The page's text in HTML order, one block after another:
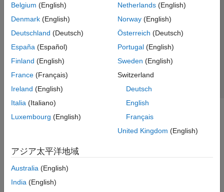
Belgium (English)
Denmark (English)
Deutschland (Deutsch)
España (Español)
Finland (English)
France (Français)
Ireland (English)
Italia (Italiano)
Luxembourg (English)
Netherlands(English)
Norway(English)
Österreich (Deutsch)
Portugal(English)
Sweden (English)
Switzerland
Deutsch
English
Français
United Kingdom (English)
アジア太平洋地域
Australia (English)
India (English)
トラストセンター
プライバシー ポリシー
違法コピー防止
アプリケーション ステータス
© 1994-2026 The MathWorks, Inc.